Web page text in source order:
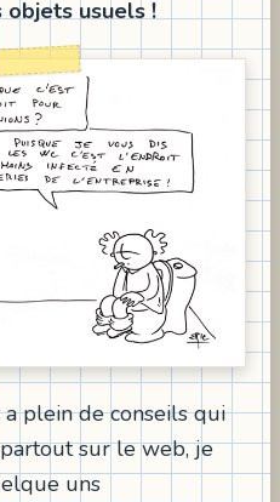
usuels !
plein de conseils qui
sur le web, je
uns